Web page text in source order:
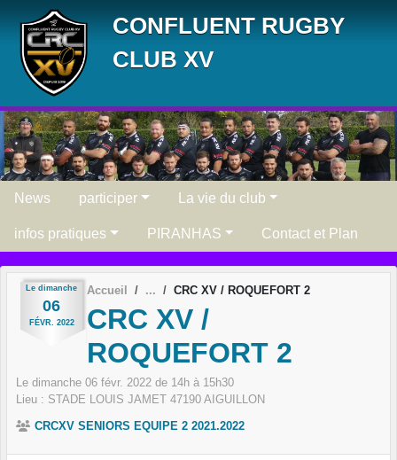
CONFLUENT RUGBY
CLUB XV
News participer La vie du club
infos pratiques PIRANHAS Contact et Plan
Le dimanche
06
FÉVR. 2022
Accueil CRC XV / ROQUEFORT 2
CRC XV /
ROQUEFORT 2
Le dimanche 06 févr. 2022 de 14h à 15h30
Lieu : STADE LOUIS JAMET 47190 AIGUILLON
CRCXV SENIORS EQUIPE 2 2021.2022
Panneau de gestion des cookies